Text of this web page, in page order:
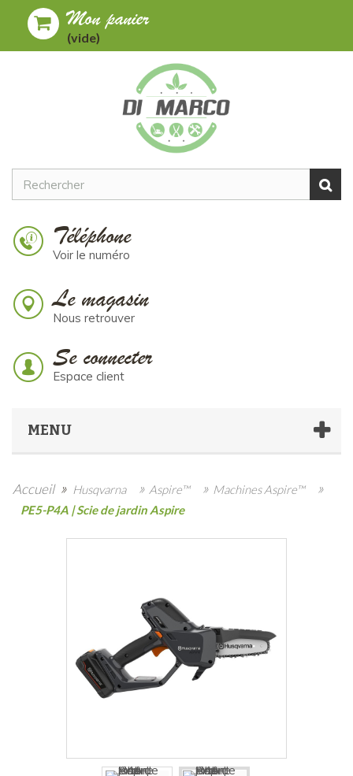
Mon panier
(vide)
Téléphone
Voir le numéro
Le magasin
Nous retrouver
Se connecter
Espace client
MENU
Accueil » Husqvarna » Aspire™ » Machines Aspire™ »
PE5-P4A | Scie de jardin Aspire